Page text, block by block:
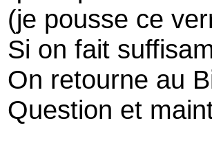
(je pousse ce
Si on fait
On retourne au
Question et